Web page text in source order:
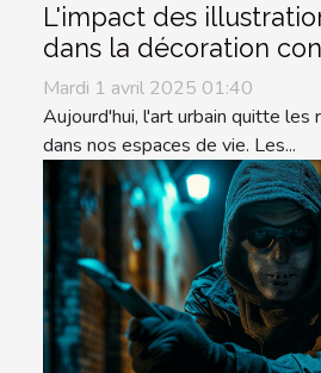
L'impact des
dans la décoration
Mardi 1 avril 2025 01:40
Aujourd'hui, l'art urbain quitte les
dans nos espaces de vie. Les...